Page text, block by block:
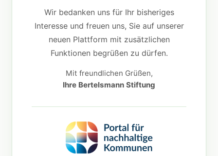
Wir bedanken uns für Ihr bisheriges
Interesse und freuen uns, Sie auf unserer
neuen Plattform mit zusätzlichen
Funktionen begrüßen zu dürfen.
Mit freundlichen Grüßen,
Ihre Bertelsmann Stiftung